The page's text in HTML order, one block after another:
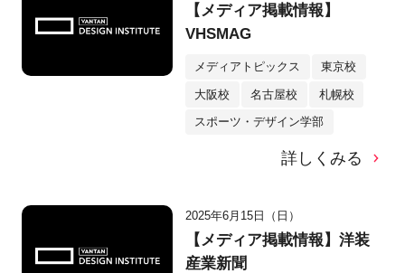
【メディア掲載情報】
VHSMAG
メディアトピックス 東京校
大阪校 名古屋校 札幌校
スポーツ・デザイン学部
詳しくみる
2025年6月15日（日）
【メディア掲載情報】洋装
産業新聞